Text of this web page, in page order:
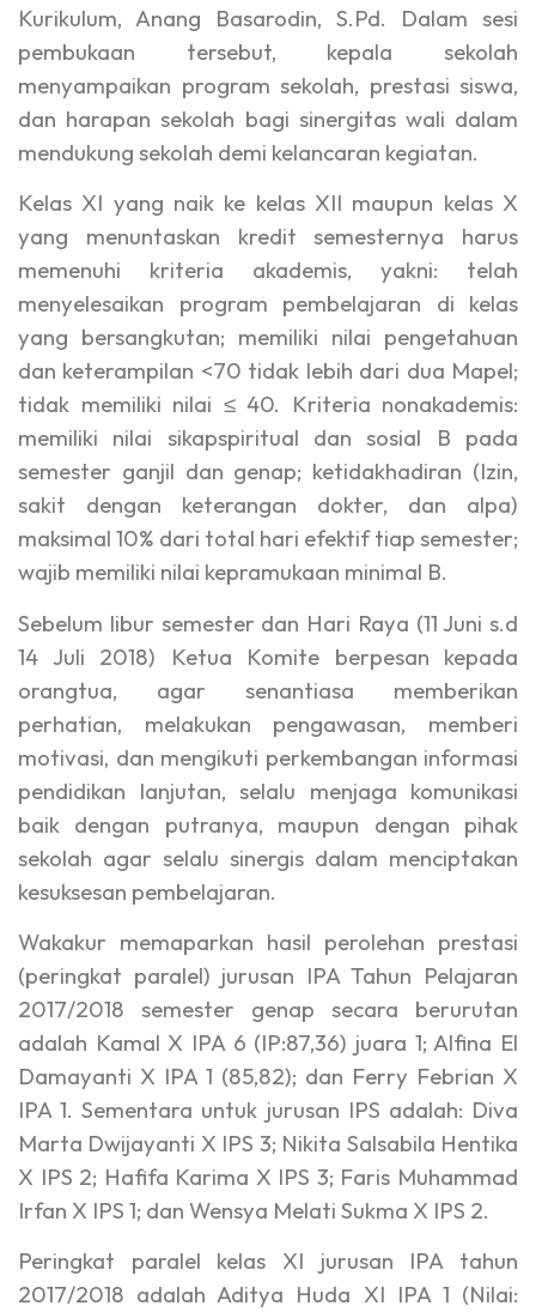
Kurikulum, Anang Basarodin, S.Pd. Dalam sesi
pembukaan tersebut, kepala sekolah
menyampaikan program sekolah, prestasi siswa,
dan harapan sekolah bagi sinergitas wali dalam
mendukung sekolah demi kelancaran kegiatan.
Kelas XI yang naik ke kelas XII maupun kelas X
yang menuntaskan kredit semesternya harus
memenuhi kriteria akademis, yakni: telah
menyelesaikan program pembelajaran di kelas
yang bersangkutan; memiliki nilai pengetahuan
dan keterampilan <70 tidak lebih dari dua Mapel;
tidak memiliki nilai ≤ 40. Kriteria nonakademis:
memiliki nilai sikapspiritual dan sosial B pada
semester ganjil dan genap; ketidakhadiran (Izin,
sakit dengan keterangan dokter, dan alpa)
maksimal 10% dari total hari efektif tiap semester;
wajib memiliki nilai kepramukaan minimal B.
Sebelum libur semester dan Hari Raya (11 Juni s.d
14 Juli 2018) Ketua Komite berpesan kepada
orangtua, agar senantiasa memberikan
perhatian, melakukan pengawasan, memberi
motivasi, dan mengikuti perkembangan informasi
pendidikan lanjutan, selalu menjaga komunikasi
baik dengan putranya, maupun dengan pihak
sekolah agar selalu sinergis dalam menciptakan
kesuksesan pembelajaran.
Wakakur memaparkan hasil perolehan prestasi
(peringkat paralel) jurusan IPA Tahun Pelajaran
2017/2018 semester genap secara berurutan
adalah Kamal X IPA 6 (IP:87,36) juara 1; Alfina El
Damayanti X IPA 1 (85,82); dan Ferry Febrian X
IPA 1. Sementara untuk jurusan IPS adalah: Diva
Marta Dwijayanti X IPS 3; Nikita Salsabila Hentika
X IPS 2; Hafifa Karima X IPS 3; Faris Muhammad
Irfan X IPS 1; dan Wensya Melati Sukma X IPS 2.
Peringkat paralel kelas XI jurusan IPA tahun
2017/2018 adalah Aditya Huda XI IPA 1 (Nilai: